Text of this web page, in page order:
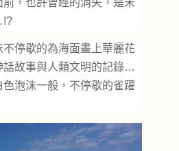
，也許曾經的消失，是未
停歇的為海面畫上華麗花
話故事與人類文明的記錄…
泡沫一般，不停歇的雀躍